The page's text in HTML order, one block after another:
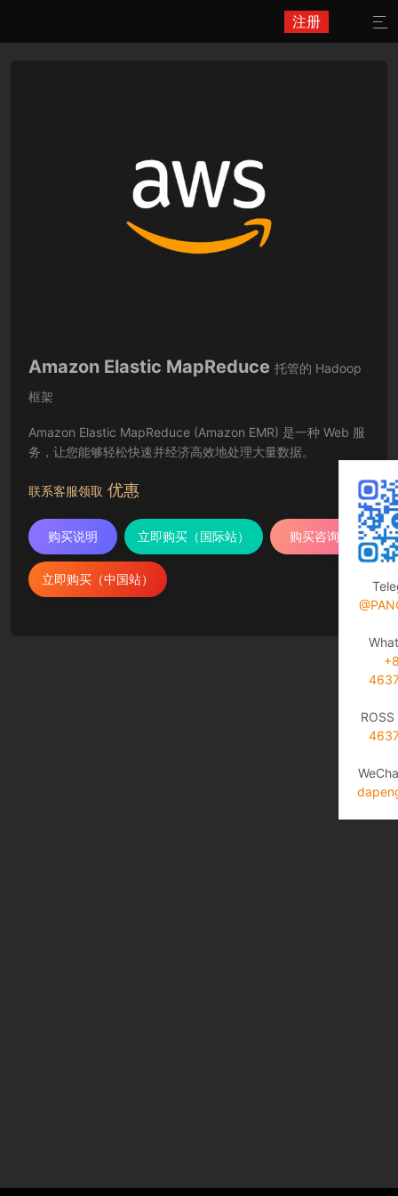
注册 
Amazon Elastic MapReduce 托管的 Hadoop
框架
Amazon Elastic MapReduce (Amazon EMR) 是一种 Web 服
务，让您能够轻松快速并经济高效地处理大量数据。
联系客服领取 优惠
购买说明 立即购买（国际站） 购买咨询
立即购买（中国站）